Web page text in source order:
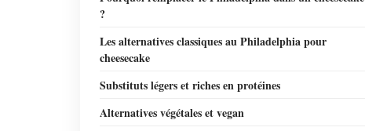
?
Les alternatives classiques au Philadelphia pour
cheesecake
Substituts légers et riches en protéines
Alternatives végétales et vegan